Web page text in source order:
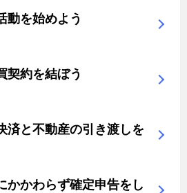
動を始めよう
契約を結ぼう
済と不動産の引き渡しを
かかわらず確定申告をし